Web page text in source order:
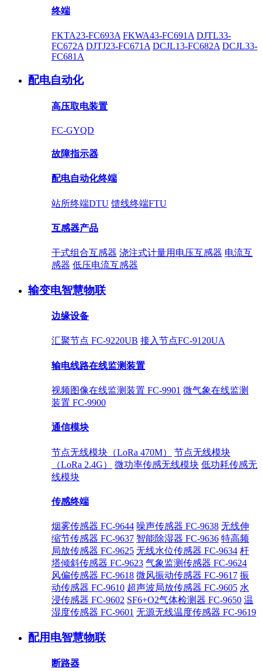
终端
FKTA23-FC693A FKWA43-FC691A DJTL33-
FC672A DJTJ23-FC671A DCJL13-FC682A DCJL33-
FC681A
配电自动化
高压取电装置
FC-GYQD
故障指示器
配电自动化终端
站所终端DTU 馈线终端FTU
互感器产品
干式组合互感器 浇注式计量用电压互感器 电流互
感器 低压电流互感器
输变电智慧物联
边缘设备
汇聚节点 FC-9220UB 接入节点FC-9120UA
输电线路在线监测装置
视频图像在线监测装置 FC-9901 微气象在线监测
装置 FC-9900
通信模块
节点无线模块（LoRa 470M）
节点无线模块
（LoRa 2.4G）
微功率传感无线模块 低功耗传感无
线模块
传感终端
烟雾传感器 FC-9644 噪声传感器 FC-9638 无线伸
缩节传感器 FC-9637 智能除湿器 FC-9636 特高频
局放传感器 FC-9625 无线水位传感器 FC-9634 杆
塔倾斜传感器 FC-9623 气象监测传感器 FC-9624
风偏传感器 FC-9618 微风振动传感器 FC-9617 振
动传感器 FC-9610 超声波局放传感器 FC-9605 水
浸传感器 FC-9602 SF6+O2气体检测器 FC-9650 温
湿度传感器 FC-9601 无源无线温度传感器 FC-9619
配用电智慧物联
断路器